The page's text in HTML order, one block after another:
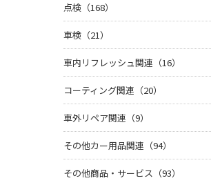
点検（168）
車検（21）
車内リフレッシュ関連（16）
コーティング関連（20）
車外リペア関連（9）
その他カー用品関連（94）
その他商品・サービス（93）